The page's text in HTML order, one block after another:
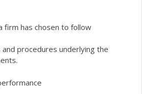
firm has chosen to follow
and procedures underlying the